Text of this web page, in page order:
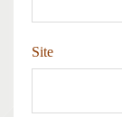
Site